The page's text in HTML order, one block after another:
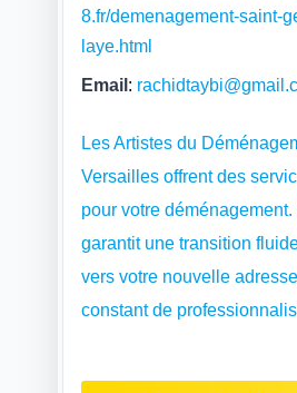
8.fr/demenagement-saint-
laye.html
Email :
Les Artistes du
Versailles offrent des
pour votre
garantit une transition
vers votre nouvelle
constant de